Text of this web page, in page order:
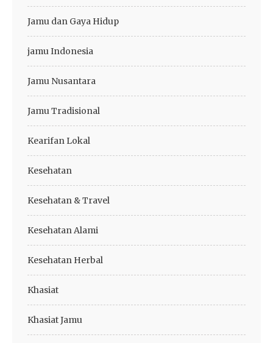
Jamu dan Gaya Hidup
jamu Indonesia
Jamu Nusantara
Jamu Tradisional
Kearifan Lokal
Kesehatan
Kesehatan & Travel
Kesehatan Alami
Kesehatan Herbal
Khasiat
Khasiat Jamu